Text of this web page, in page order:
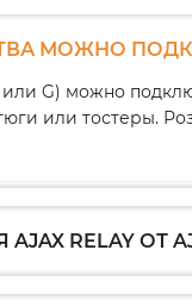
МОЖНО
или G) можно
или тостеры.
RELAY ОТ